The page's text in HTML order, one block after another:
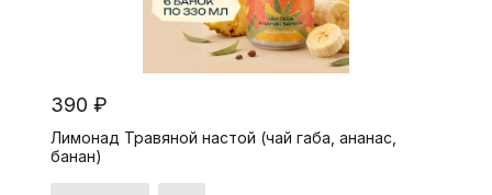
390 ₽
Лимонад Травяной настой (чай габа, ананас,
банан)